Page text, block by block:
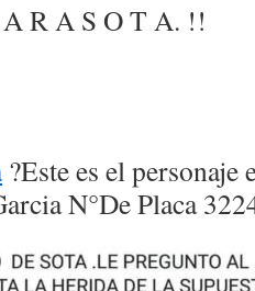
R A S O T A. !!
?Este es el personaje
N°De Placa